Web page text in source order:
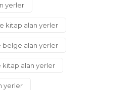
yerler
kitap alan yerler
belge alan yerler
kitap alan yerler
yerler